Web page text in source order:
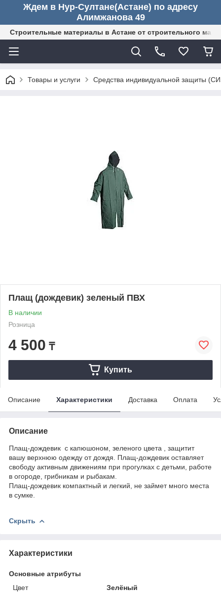
Ждем в Нур-Султане(Астане) по адресу
Алимжанова 49
Строительные материалы в Астане от строительного
Товары и услуги Средства индивидуальной защиты
Плащ (дождевик) зеленый ПВХ
В наличии
Розница
4 500 ₸
Купить
Описание Характеристики Доставка Оплата
Описание
Плащ-дождевик с капюшоном, зеленого цвета , защитит
вашу верхнюю одежду от дождя. Плащ-дождевик оставляет
свободу активным движениям при прогулках с детьми, работе
в огороде, грибникам и рыбакам.
Плащ-дождевик компактный и легкий, не займет много места
в сумке.
Скрыть
Характеристики
Основные атрибуты
Цвет
Зелёный